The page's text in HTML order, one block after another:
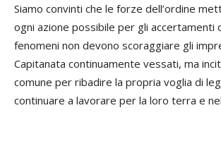
Siamo convinti che le forze dell’ordine
ogni azione possibile per gli accertamenti
fenomeni non devono scoraggiare gli
Capitanata continuamente vessati, ma
comune per ribadire la propria voglia di
continuare a lavorare per la loro terra e